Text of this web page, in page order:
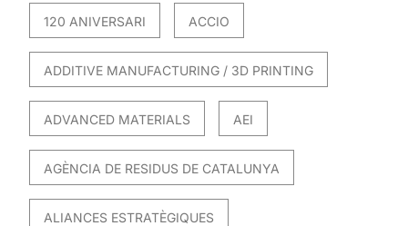
120 ANIVERSARI ACCIO
ADDITIVE MANUFACTURING / 3D PRINTING
ADVANCED MATERIALS AEI
AGÈNCIA DE RESIDUS DE CATALUNYA
ALIANCES ESTRATÈGIQUES